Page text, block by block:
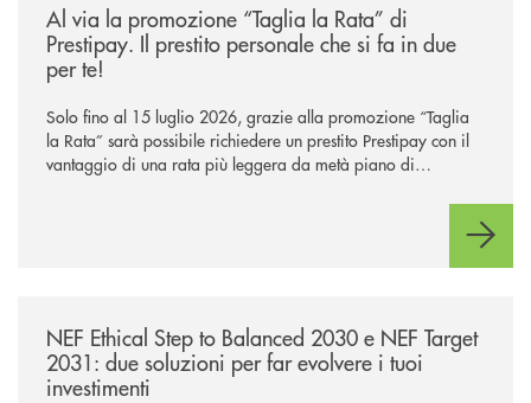
Al via la promozione “Taglia la Rata” di
Prestipay. Il prestito personale che si fa in due
per te!
Solo fino al 15 luglio 2026, grazie alla promozione “Taglia
la Rata” sarà possibile richiedere un prestito Prestipay con il
vantaggio di una rata più leggera da metà piano di
NEF Ethical Step to Balanced 2030 e NEF Target
2031: due soluzioni per far evolvere i tuoi
investimenti